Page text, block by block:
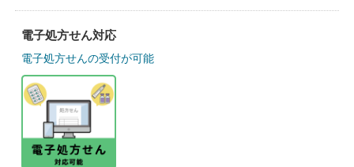
電子処方せん対応
電子処方せんの受付が可能